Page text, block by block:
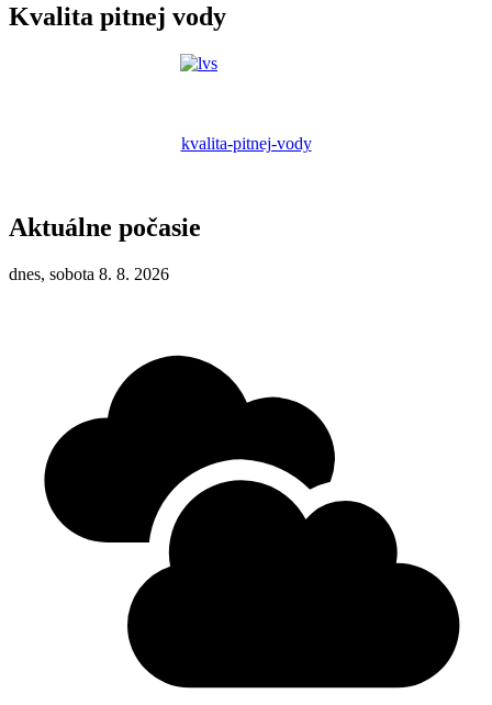
Kvalita pitnej vody
kvalita-pitnej-vody
Aktuálne počasie
dnes, sobota 8. 8. 2026